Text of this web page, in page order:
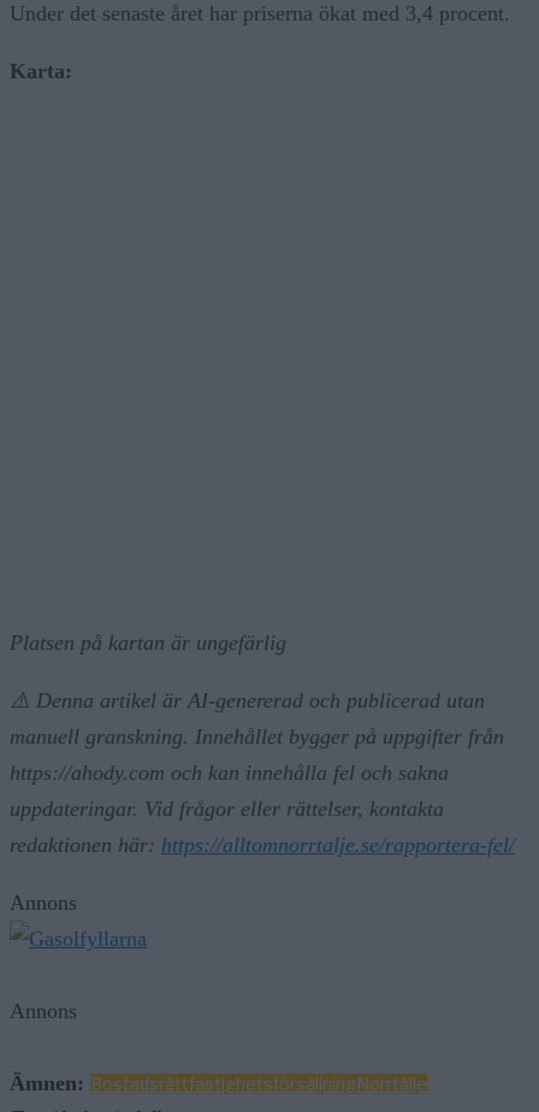
Under det senaste året har priserna ökat med 3,4 procent.
Karta:
Platsen på kartan är ungefärlig
⚠️ Denna artikel är AI-genererad och publicerad utan
manuell granskning. Innehållet bygger på uppgifter från
https://ahody.com och kan innehålla fel och sakna
uppdateringar. Vid frågor eller rättelser, kontakta
redaktionen här: https://alltomnorrtalje.se/rapportera-fel/
Annons
Annons
Ämnen: BostadsrättfastighetsförsäljningNorrtälje